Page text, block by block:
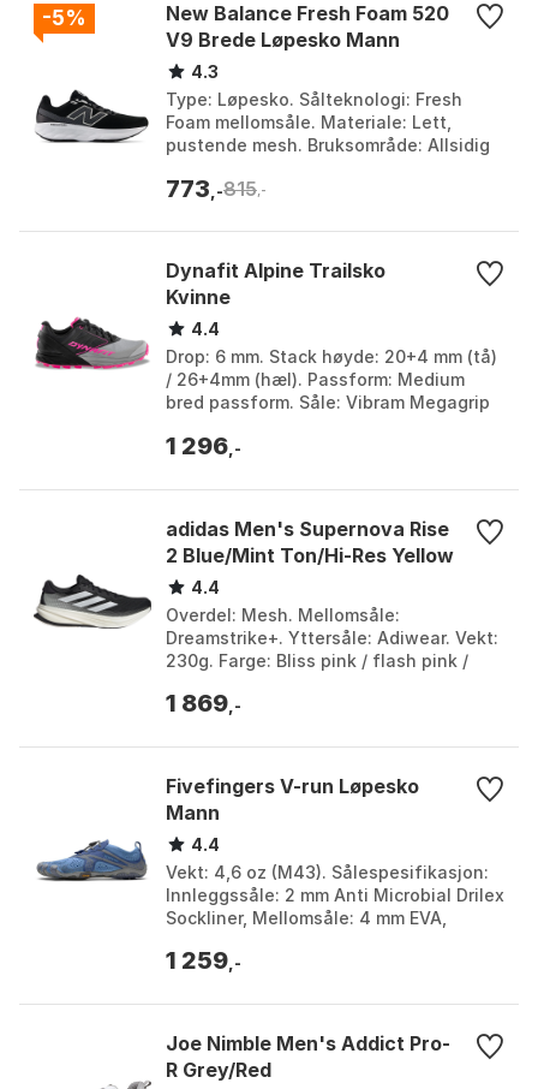
-5%
New Balance Fresh Foam 520
V9 Brede Løpesko Mann
4.3
Type: Løpesko. Sålteknologi: Fresh
Foam mellomsåle. Materiale: Lett,
pustende mesh. Bruksområde: Allsidig
black, Magic blue...
773 ,-815 ,-
Dynafit Alpine Trailsko
Kvinne
4.4
Drop: 6 mm. Stack høyde: 20+4 mm (tå)
/ 26+4mm (hæl). Passform: Medium
bred passform. Såle: Vibram Megagrip
blueberry, Be...
1 296 ,-
adidas Men's Supernova Rise
2 Blue/Mint Ton/Hi-Res Yellow
4.4
Overdel: Mesh. Mellomsåle:
Dreamstrike+. Yttersåle: Adiwear. Vekt:
230g. Farge: Bliss pink / flash pink /
Cblack/zeromt/crywh...
1 869 ,-
Fivefingers V-run Løpesko
Mann
4.4
Vekt: 4,6 oz (M43). Sålespesifikasjon:
Innleggssåle: 2 mm Anti Microbial Drilex
Sockliner, Mellomsåle: 4 mm EVA,
Polyester Mesh. E...
1 259 ,-
Joe Nimble Men's Addict Pro-
R Grey/Red